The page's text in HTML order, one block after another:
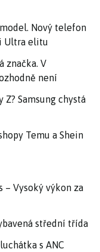
Nový telefon
Ultra elitu
značka. V
není
Z? Samsung chystá
Temu a Shein
– Vysoký výkon za
střední třída
s ANC